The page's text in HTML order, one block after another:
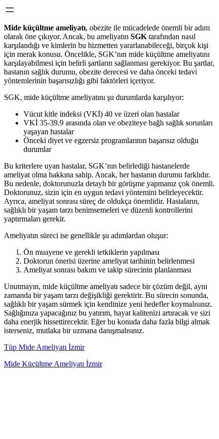
Mide küçültme ameliyatı, obezite ile mücadelede önemli bir adım
olarak öne çıkıyor. Ancak, bu ameliyatın SGK tarafından nasıl
karşılandığı ve kimlerin bu hizmetten yararlanabileceği, birçok kişi
için merak konusu. Öncelikle, SGK’nın mide küçültme ameliyatını
karşılayabilmesi için belirli şartların sağlanması gerekiyor. Bu şartlar,
hastanın sağlık durumu, obezite derecesi ve daha önceki tedavi
yöntemlerinin başarısızlığı gibi faktörleri içeriyor.
SGK, mide küçültme ameliyatını şu durumlarda karşılıyor:
Vücut kitle indeksi (VKİ) 40 ve üzeri olan hastalar
VKİ 35-39.9 arasında olan ve obeziteye bağlı sağlık sorunları
yaşayan hastalar
Önceki diyet ve egzersiz programlarının başarısız olduğu
durumlar
Bu kriterlere uyan hastalar, SGK’nın belirlediği hastanelerde
ameliyat olma hakkına sahip. Ancak, her hastanın durumu farklıdır.
Bu nedenle, doktorunuzla detaylı bir görüşme yapmanız çok önemli.
Doktorunuz, sizin için en uygun tedavi yöntemini belirleyecektir.
Ayrıca, ameliyat sonrası süreç de oldukça önemlidir. Hastaların,
sağlıklı bir yaşam tarzı benimsemeleri ve düzenli kontrollerini
yaptırmaları gerekir.
Ameliyatın süreci ise genellikle şu adımlardan oluşur:
Ön muayene ve gerekli tetkiklerin yapılması
Doktorun önerisi üzerine ameliyat tarihinin belirlenmesi
Ameliyat sonrası bakım ve takip sürecinin planlanması
Unutmayın, mide küçültme ameliyatı sadece bir çözüm değil, aynı
zamanda bir yaşam tarzı değişikliği gerektirir. Bu sürecin sonunda,
sağlıklı bir yaşam sürmek için kendinize yeni hedefler koymalısınız.
Sağlığınıza yapacağınız bu yatırım, hayat kalitenizi artıracak ve sizi
daha enerjik hissettirecektir. Eğer bu konuda daha fazla bilgi almak
isterseniz, mutlaka bir uzmana danışmalısınız.
Tüp Mide Ameliyatı İzmir
Mide Küçültme Ameliyatı İzmir